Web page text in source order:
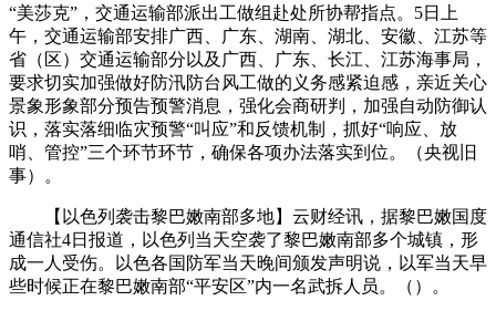
“美莎克”，交通运输部派出工做组赴处所协帮指点。5日上
午，交通运输部安排广西、广东、湖南、湖北、安徽、江苏等
省（区）交通运输部分以及广西、广东、长江、江苏海事局，
要求切实加强做好防汛防台风工做的义务感紧迫感，亲近关心
景象形象部分预告预警消息，强化会商研判，加强自动防御认
识，落实落细临灾预警“叫应”和反馈机制，抓好“响应、放
哨、管控”三个环节环节，确保各项办法落实到位。（央视旧
事）。
【以色列袭击黎巴嫩南部多地】云财经讯，据黎巴嫩国度
通信社4日报道，以色列当天空袭了黎巴嫩南部多个城镇，形
成一人受伤。以色各国防军当天晚间颁发声明说，以军当天早
些时候正在黎巴嫩南部“平安区”内一名武拆人员。（）。